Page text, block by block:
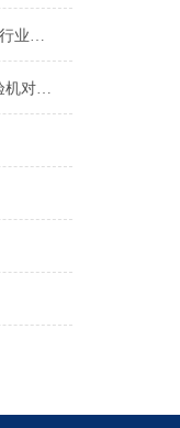
车托式混凝土取芯机：建筑行业的革命性工具
DYE-2000型电夜式压力试验机对不同试件应控制的加荷速率的范围如下